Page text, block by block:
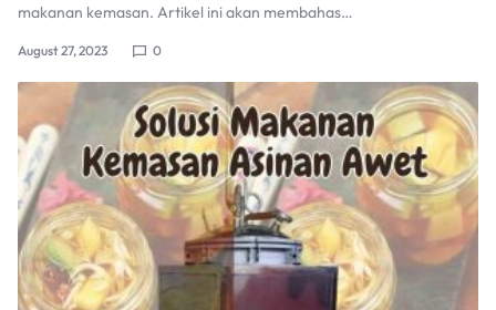
makanan kemasan. Artikel ini akan membahas…
August 27, 2023 0